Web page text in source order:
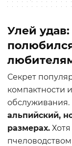
Улей
Секрет
компактности
обслуживания.
альпийский,
размерах.